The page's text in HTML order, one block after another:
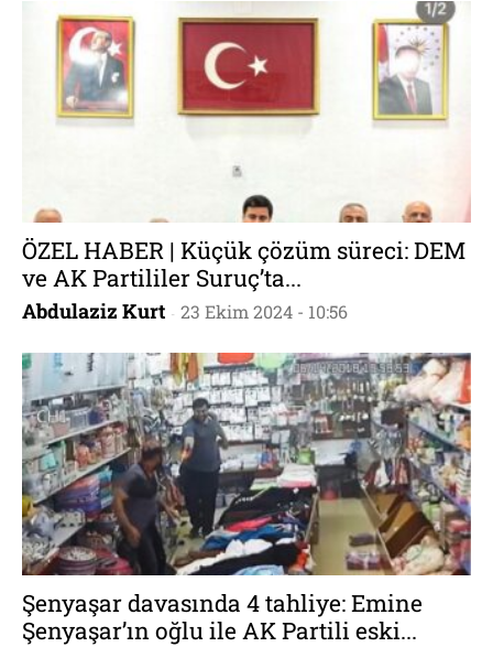
ÖZEL HABER | Küçük çözüm süreci: DEM
ve AK Partililer Suruç’ta...
Abdulaziz Kurt - 23 Ekim 2024 - 10:56
Şenyaşar davasında 4 tahliye: Emine
Şenyaşar’ın oğlu ile AK Partili eski...